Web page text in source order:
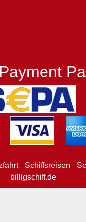
- Schiffsreisen -
billigschiff.de